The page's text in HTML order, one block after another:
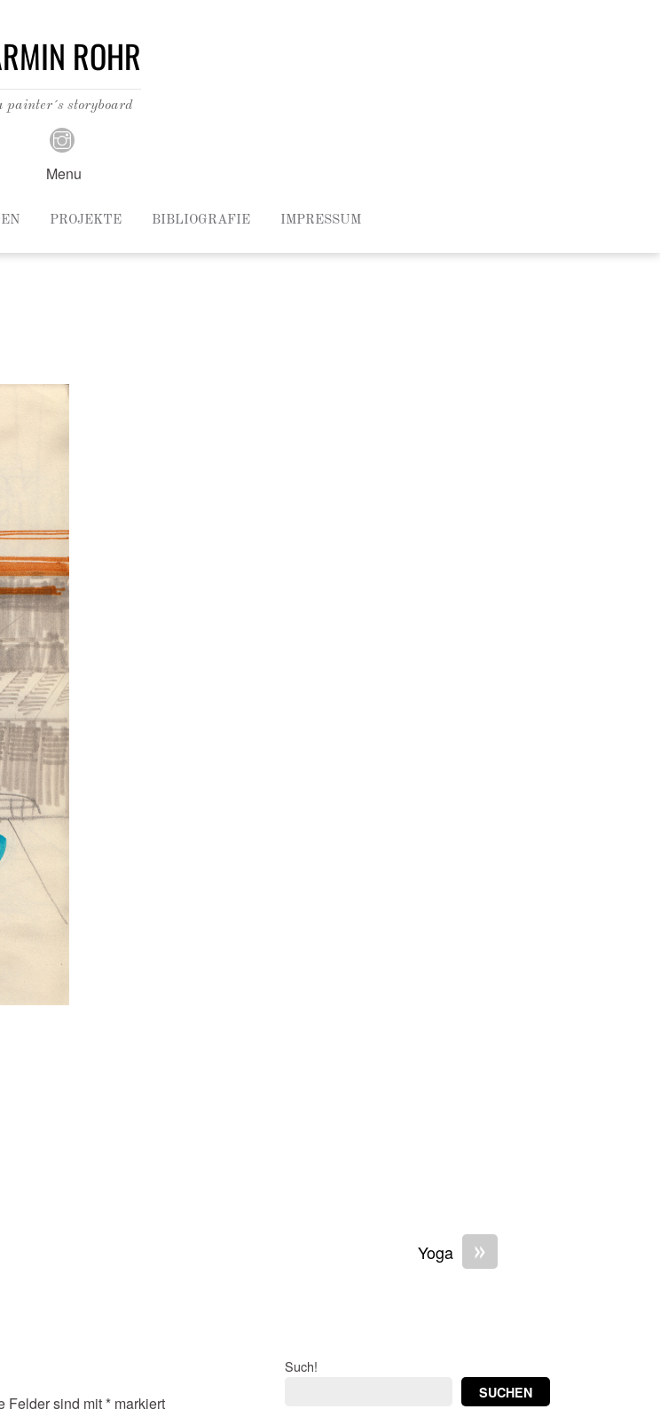
ROHR
painter´s storyboard
Menu
PROJEKTE BIBLIOGRAFIE IMPRESSUM
»
Yoga
Felder sind mit * markiert
Such!
SUCHEN